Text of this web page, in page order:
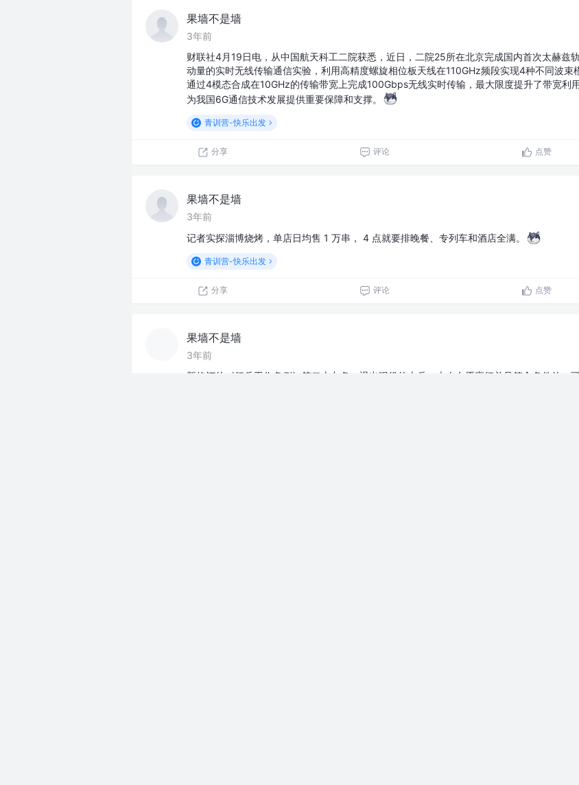
果墙不是墙
3年前
财联社4月19日电，从中国航天科工二院获悉，近日，二院25所在北京完成国内首次太赫兹
动量的实时无线传输通信实验，利用高精度螺旋相位板天线在110GHz频段实现4种不同波束
通过4模态合成在10GHz的传输带宽上完成100Gbps无线实时传输，最大限度提升了带宽利
为我国6G通信技术发展提供重要保障和支撑。
青训营-快乐出发
分享 评论 点赞
果墙不是墙
3年前
记者实探淄博烧烤，单店日均售 1 万串， 4 点就要排晚餐、专列车和酒店全满。
青训营-快乐出发
分享 评论 点赞
果墙不是墙
3年前
新修订的《征兵工作条例》第二十九条：退出现役的士兵，本人自愿应征并且符合条件的，